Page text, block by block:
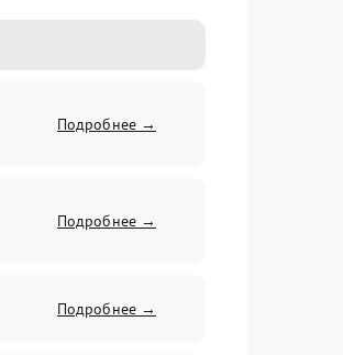
Подробнее →
Подробнее →
Подробнее →